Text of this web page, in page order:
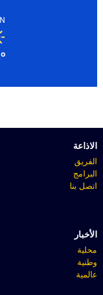
الاذاعة
الفريق
البرامج
اتصل بنا
الأخبار
محلية
وطنية
عالمية